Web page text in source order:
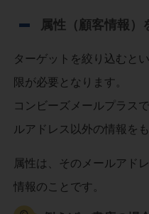
属性（顧客情報）
ターゲットを絞り込むと
限が必要となります。
コンビーズメールプラス
ルアドレス以外の情報を
属性は、そのメールアド
情報のことです。